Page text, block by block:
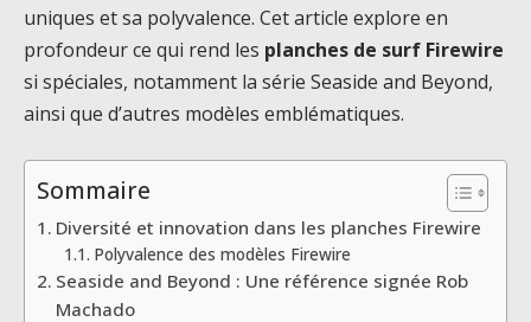
uniques et sa polyvalence. Cet article explore en
profondeur ce qui rend les planches de surf Firewire
si spéciales, notamment la série Seaside and Beyond,
ainsi que d’autres modèles emblématiques.
Sommaire
Diversité et innovation dans les planches Firewire
Polyvalence des modèles Firewire
Seaside and Beyond : Une référence signée Rob
Machado